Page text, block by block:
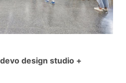
design studio +